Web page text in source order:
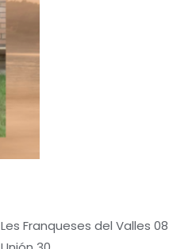
Les Franqueses del Valles